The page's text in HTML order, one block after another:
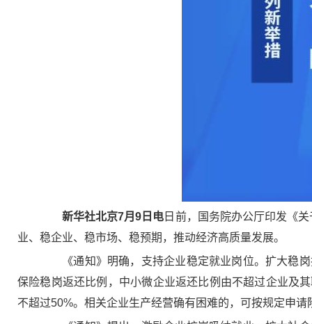
新华社北京7月9日电 日前，国务院办公厅印发《
业、稳企业、稳市场、稳预期，推动经济高质量发展。
《通知》明确，支持企业稳定就业岗位。扩大稳岗
保险稳岗返还比例，中小微企业返还比例由不超过企业及
不超过50%。相关企业生产经营确有困难的，可按规定申